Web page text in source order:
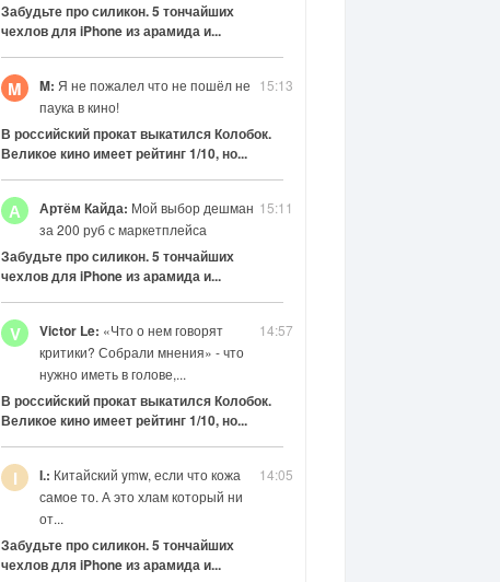
Забудьте про силикон. 5 тончайших
чехлов для iPhone из арамида и...
15:13
M M: Я не пожалел что не пошёл не
паука в кино!
В российский прокат выкатился Колобок.
Великое кино имеет рейтинг 1/10, но...
15:11
А Артём Кайда: Мой выбор дешман
за 200 руб с маркетплейса
Забудьте про силикон. 5 тончайших
чехлов для iPhone из арамида и...
14:57
V Victor Le: «Что о нем говорят
критики? Собрали мнения» - что
нужно иметь в голове,...
В российский прокат выкатился Колобок.
Великое кино имеет рейтинг 1/10, но...
14:05
I I.: Китайский ymw, если что кожа
самое то. А это хлам который ни
от...
Забудьте про силикон. 5 тончайших
чехлов для iPhone из арамида и...